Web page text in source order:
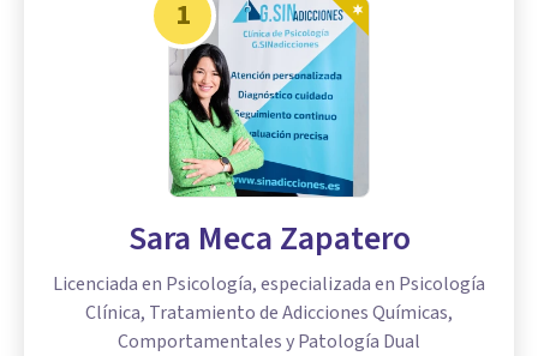
1
Sara Meca Zapatero
Licenciada en Psicología, especializada en Psicología
Clínica, Tratamiento de Adicciones Químicas,
Comportamentales y Patología Dual